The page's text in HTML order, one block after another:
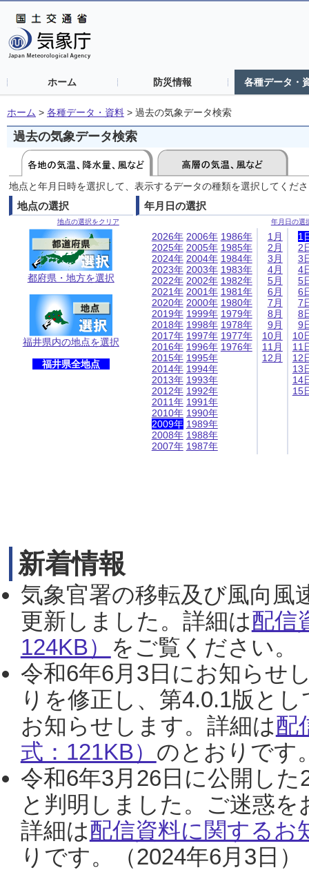
ホーム 防災情報 各種データ・
ホーム > 各種データ・資料 > 過去の気象データ検索
過去の気象データ検索
地点と年月日時を選択して、表示するデータの種類を選択してくだ
地点の選択
地点の選択をクリア
都府県・地方を選択
福井県内の地点を選択
福井県全地点
年月日の選択
年月日の選
2026年
2025年
2024年
2023年
2022年
2021年
2020年
2019年
2018年
2017年
2016年
2015年
2014年
2013年
2012年
2011年
2010年
2009年
2008年
2007年
2006年
2005年
2004年
2003年
2002年
2001年
2000年
1999年
1998年
1997年
1996年
1995年
1994年
1993年
1992年
1991年
1990年
1989年
1988年
1987年
1986年
1985年
1984年
1983年
1982年
1981年
1980年
1979年
1978年
1977年
1976年
1月
2月
3月
4月
5月
6月
7月
8月
9月
10月
11月
12月
1
2
3
4
5
6
7
8
9
10
11
12
13
14
15
新着情報
気象官署の移転及び風向風
更新しました。詳細は配信
124KB） をご覧ください。
令和6年6月3日にお知らせ
りを修正し、第4.0.1版と
お知らせします。詳細は配
式：121KB） のとおりです
令和6年3月26日に公開し
と判明しました。ご迷惑
詳細は配信資料に関するお
りです。（2024年6月3日）